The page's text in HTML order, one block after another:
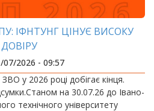
ІФНТУНГ ЦІНУЄ ВИСОКУ
ДОВІРУ
2026 - 09:57
у 2026 році добігає кінця.
на 30.07.26 до Івано-
технічного університету